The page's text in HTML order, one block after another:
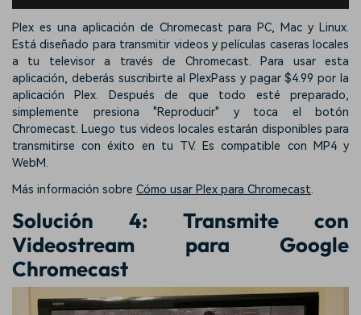
Plex es una aplicación de Chromecast para PC, Mac y Linux.
Está diseñado para transmitir videos y películas caseras locales
a tu televisor a través de Chromecast. Para usar esta
aplicación, deberás suscribirte al PlexPass y pagar $4.99 por la
aplicación Plex. Después de que todo esté preparado,
simplemente presiona "Reproducir" y toca el botón
Chromecast. Luego tus videos locales estarán disponibles para
transmitirse con éxito en tu TV. Es compatible con MP4 y
WebM.
Más información sobre Cómo usar Plex para Chromecast.
Solución 4: Transmite con
Videostream para Google
Chromecast